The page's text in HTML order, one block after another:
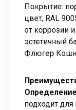
Покрытие:
цвет, RAL
от коррозии
эстетичный
Флюгер
подходит